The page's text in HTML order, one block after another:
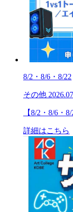
8/2・8/6・8/22
その他
【8/2・8/6・
詳細はこちら